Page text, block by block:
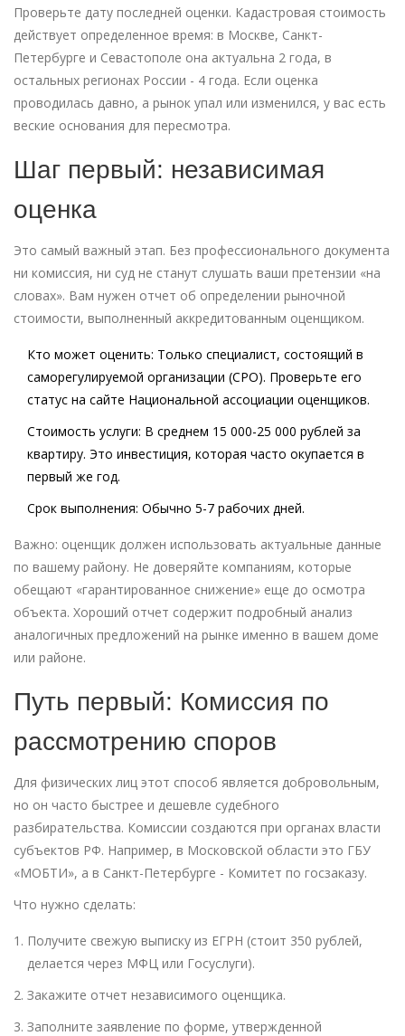
Проверьте дату последней оценки. Кадастровая стоимость
действует определенное время: в Москве, Санкт-
Петербурге и Севастополе она актуальна 2 года, в
остальных регионах России - 4 года. Если оценка
проводилась давно, а рынок упал или изменился, у вас есть
веские основания для пересмотра.
Шаг первый: независимая
оценка
Это самый важный этап. Без профессионального документа
ни комиссия, ни суд не станут слушать ваши претензии «на
словах». Вам нужен отчет об определении рыночной
стоимости, выполненный аккредитованным оценщиком.
Кто может оценить: Только специалист, состоящий в
саморегулируемой организации (СРО). Проверьте его
статус на сайте Национальной ассоциации оценщиков.
Стоимость услуги: В среднем 15 000-25 000 рублей за
квартиру. Это инвестиция, которая часто окупается в
первый же год.
Срок выполнения: Обычно 5-7 рабочих дней.
Важно: оценщик должен использовать актуальные данные
по вашему району. Не доверяйте компаниям, которые
обещают «гарантированное снижение» еще до осмотра
объекта. Хороший отчет содержит подробный анализ
аналогичных предложений на рынке именно в вашем доме
или районе.
Путь первый: Комиссия по
рассмотрению споров
Для физических лиц этот способ является добровольным,
но он часто быстрее и дешевле судебного
разбирательства. Комиссии создаются при органах власти
субъектов РФ. Например, в Московской области это ГБУ
«МОБТИ», а в Санкт-Петербурге - Комитет по госзаказу.
Что нужно сделать:
Получите свежую выписку из ЕГРН (стоит 350 рублей,
делается через МФЦ или Госуслуги).
Закажите отчет независимого оценщика.
Заполните заявление по форме, утвержденной